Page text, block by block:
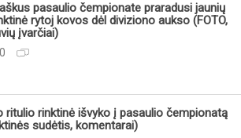
pasaulio čempionate praradusi jaunių
rytoj kovos dėl diviziono aukso (FOTO,
įvarčiai)
ritulio rinktinė išvyko į pasaulio čempionatą
sudėtis, komentarai)